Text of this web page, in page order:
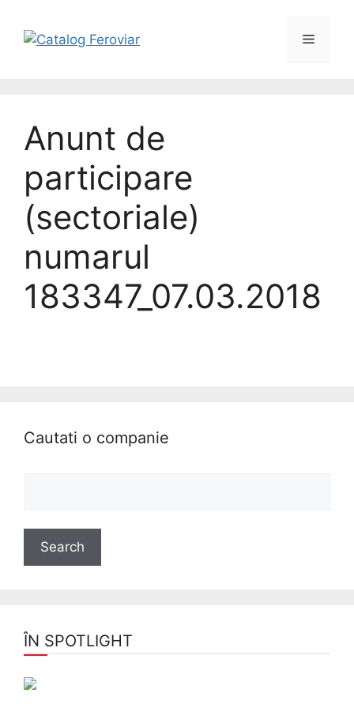
Anunt de
participare
(sectoriale)
numarul
183347_07.03.2018
Cautati o companie
ÎN SPOTLIGHT